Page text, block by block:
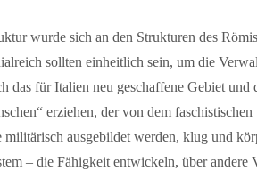
wurde sich an den Strukturen des
sollten einheitlich sein, um die
das für Italien neu geschaffene Gebiet und
erziehen, der von dem
militärisch ausgebildet werden, klug und
– die Fähigkeit entwickeln, über